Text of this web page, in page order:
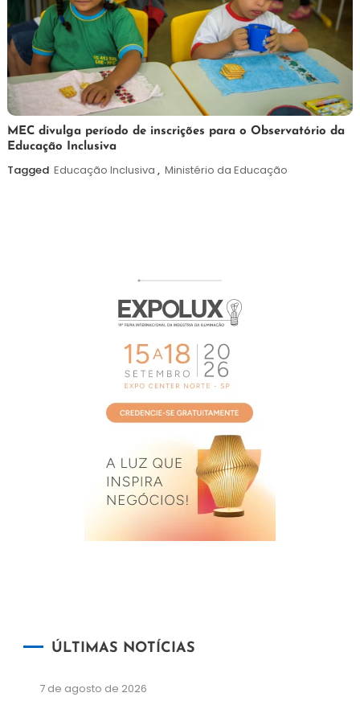
7
de
agosto
Maurilio
MEC divulga período de inscrições para o Observatório da
Educação Inclusiva
Tagged Educação Inclusiva , Ministério da Educação
ÚLTIMAS NOTÍCIAS
7 de agosto de 2026